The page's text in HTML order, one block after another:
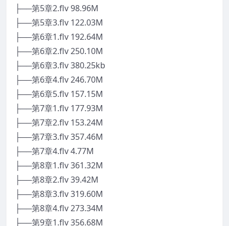
├──第5章2.flv 98.96M
├──第5章3.flv 122.03M
├──第6章1.flv 192.64M
├──第6章2.flv 250.10M
├──第6章3.flv 380.25kb
├──第6章4.flv 246.70M
├──第6章5.flv 157.15M
├──第7章1.flv 177.93M
├──第7章2.flv 153.24M
├──第7章3.flv 357.46M
├──第7章4.flv 4.77M
├──第8章1.flv 361.32M
├──第8章2.flv 39.42M
├──第8章3.flv 319.60M
├──第8章4.flv 273.34M
├──第9章1.flv 356.68M